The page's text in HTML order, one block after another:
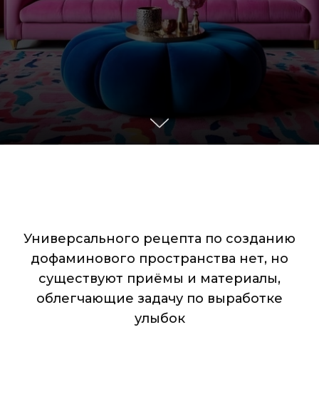
Универсального рецепта по созданию
дофаминового пространства нет, но
существуют приёмы и материалы,
облегчающие задачу по выработке
улыбок